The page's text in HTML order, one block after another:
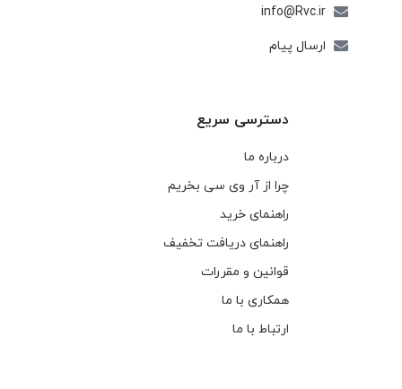
info@Rvc.ir
ارسال پیام
دسترسی سریع
درباره ما
چرا از آر وی سی بخریم
راهنمای خرید
راهنمای دریافت تخفیف
قوانین و مقررات
همکاری با ما
ارتباط با ما